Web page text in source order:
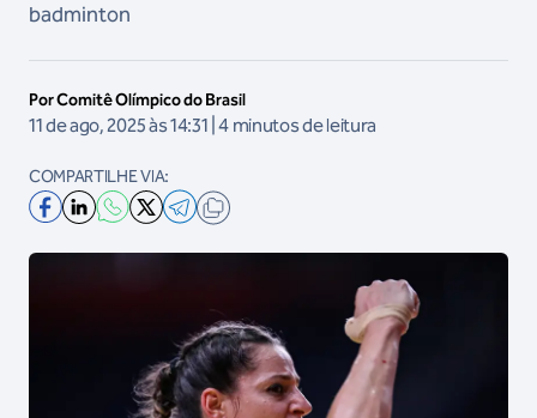
badminton
Por Comitê Olímpico do Brasil
11 de ago, 2025 às 14:31 | 4 minutos de leitura
COMPARTILHE VIA: